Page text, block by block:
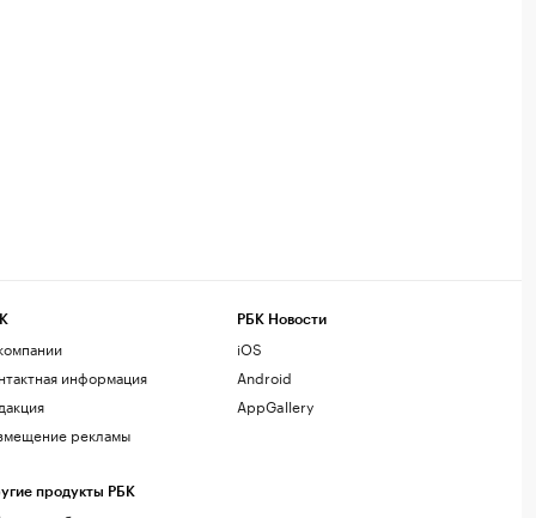
информация
рекламы
продукты РБК
РБК Новости
iOS
Android
AppGallery